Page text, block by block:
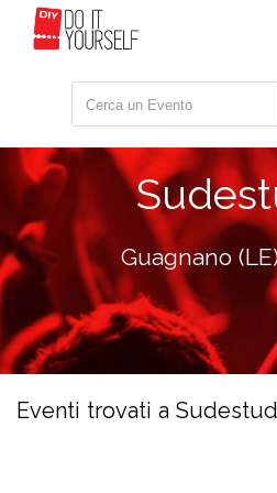
Guagnano
Eventi trovati a